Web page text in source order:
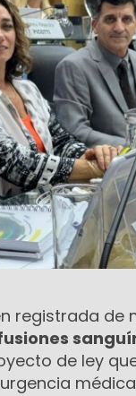
registrada de
de ley